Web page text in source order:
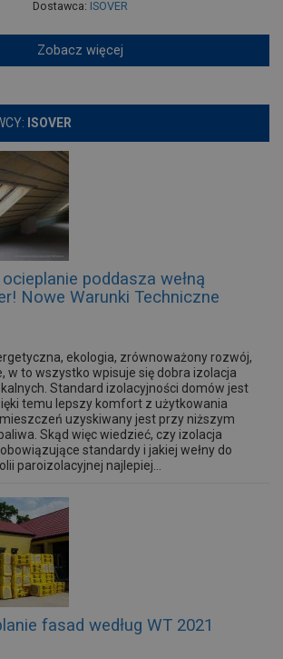
Dostawca: ISOVER
Zobacz więcej
ISOVER
poddasza wełną
Nowe Warunki Techniczne
ekologia, zrównoważony rozwój,
w to wszystko wpisuje się dobra izolacja
Standard izolacyjności domów jest
temu lepszy komfort z użytkowania
uzyskiwany jest przy niższym
Skąd więc wiedzieć, czy izolacja
obowiązujące standardy i jakiej wełny do
paroizolacyjnej najlepiej...
fasad według WT 2021